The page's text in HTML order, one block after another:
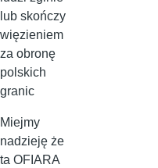
lub skończy
więzieniem
za obronę
polskich
granic
Miejmy
nadzieję że
ta OFIARA